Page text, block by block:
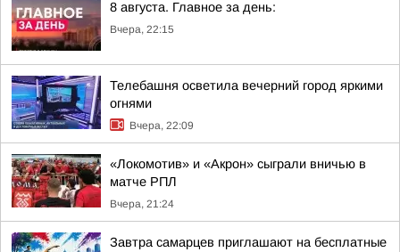
8 августа. Главное за день:
Вчера, 22:15
Телебашня осветила вечерний город яркими
огнями
Вчера, 22:09
«Локомотив» и «Акрон» сыграли вничью в
матче РПЛ
Вчера, 21:24
Завтра самарцев приглашают на бесплатные